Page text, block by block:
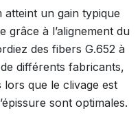
atteint un gain typique
grâce à l’alignement du
des fibers G.652 à
différents fabricants,
lors que le clivage est
sont optimales.